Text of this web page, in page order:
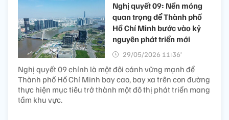
Nghị quyết 09: Nền móng
quan trọng để Thành phố
Hồ Chí Minh bước vào kỷ
nguyên phát triển mới
29/05/2026 11:36’
Nghị quyết 09 chính là một đôi cánh vững mạnh để
Thành phố Hồ Chí Minh bay cao, bay xa trên con đường
thực hiện mục tiêu trở thành một đô thị phát triển mang
tầm khu vực.